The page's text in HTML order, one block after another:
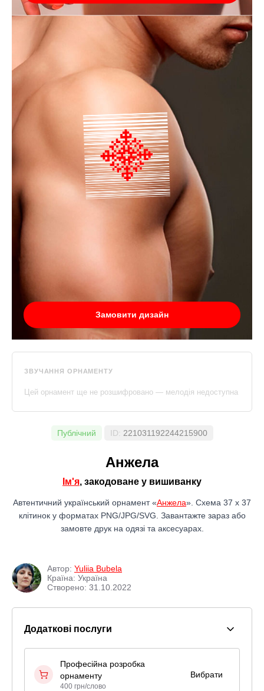
Замовити дизайн
ЗВУЧАННЯ ОРНАМЕНТУ
Цей орнамент ще не розшифровано — мелодія недоступна
Публічний ID: 221031192244215900
Анжела
Ім'я, закодоване у вишиванку
Автентичний український орнамент «Анжела». Схема 37 x 37
клітинок у форматах PNG/JPG/SVG. Завантажте зараз або
замовте друк на одязі та аксесуарах.
Автор: Yuliia Bubela
Країна: Україна
Створено: 31.10.2022
Додаткові послуги
Професійна розробка
орнаменту
400 грн/слово
Вибрати